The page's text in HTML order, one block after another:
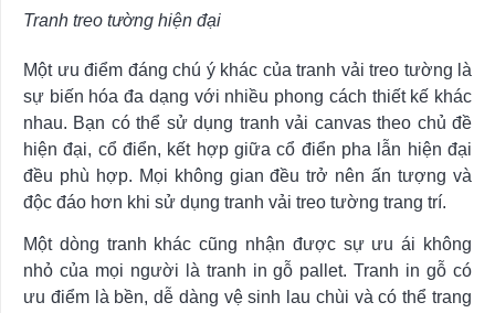
Tranh treo tường hiện đại
Một ưu điểm đáng chú ý khác của tranh vải treo tường là
sự biến hóa đa dạng với nhiều phong cách thiết kế khác
nhau. Bạn có thể sử dụng tranh vải canvas theo chủ đề
hiện đại, cổ điển, kết hợp giữa cổ điển pha lẫn hiện đại
đều phù hợp. Mọi không gian đều trở nên ấn tượng và
độc đáo hơn khi sử dụng tranh vải treo tường trang trí.
Một dòng tranh khác cũng nhận được sự ưu ái không
nhỏ của mọi người là tranh in gỗ pallet. Tranh in gỗ có
ưu điểm là bền, dễ dàng vệ sinh lau chùi và có thể trang